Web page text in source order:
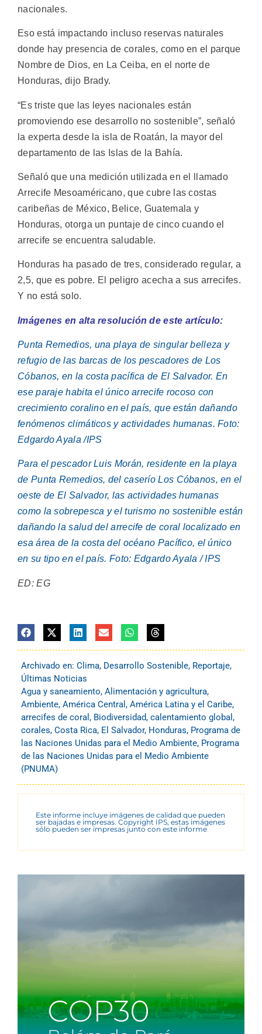
nacionales.
Eso está impactando incluso reservas naturales
donde hay presencia de corales, como en el parque
Nombre de Dios, en La Ceiba, en el norte de
Honduras, dijo Brady.
“Es triste que las leyes nacionales están
promoviendo ese desarrollo no sostenible”, señaló
la experta desde la isla de Roatán, la mayor del
departamento de las Islas de la Bahía.
Señaló que una medición utilizada en el llamado
Arrecife Mesoaméricano, que cubre las costas
caribeñas de México, Belice, Guatemala y
Honduras, otorga un puntaje de cinco cuando el
arrecife se encuentra saludable.
Honduras ha pasado de tres, considerado regular, a
2,5, que es pobre. El peligro acecha a sus arrecifes.
Y no está solo.
Imágenes en alta resolución de este artículo:
Punta Remedios, una playa de singular belleza y
refugio de las barcas de los pescadores de Los
Cóbanos, en la costa pacífica de El Salvador. En
ese paraje habita el único arrecife rocoso con
crecimiento coralino en el país, que están dañando
fenómenos climáticos y actividades humanas. Foto:
Edgardo Ayala /IPS
Para el pescador Luis Morán, residente en la playa
de Punta Remedios, del caserío Los Cóbanos, en el
oeste de El Salvador, las actividades humanas
como la sobrepesca y el turismo no sostenible están
dañando la salud del arrecife de coral localizado en
esa área de la costa del océano Pacífico, el único
en su tipo en el país. Foto: Edgardo Ayala / IPS
ED: EG
Archivado en: Clima, Desarrollo Sostenible, Reportaje,
Últimas Noticias
Agua y saneamiento, Alimentación y agricultura,
Ambiente, América Central , América Latina y el Caribe,
arrecifes de coral , Biodiversidad, calentamiento global ,
corales, Costa Rica, El Salvador, Honduras, Programa de
las Naciones Unidas para el Medio Ambiente, Programa
de las Naciones Unidas para el Medio Ambiente
(PNUMA)
Este informe incluye imágenes de calidad que pueden
ser bajadas e impresas. Copyright IPS, estas imágenes
sólo pueden ser impresas junto con este informe